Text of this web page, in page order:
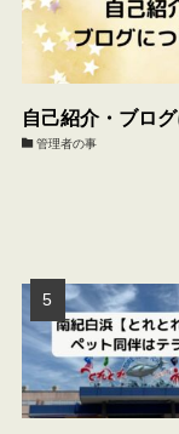
自己紹介・ブロ
管理者の事